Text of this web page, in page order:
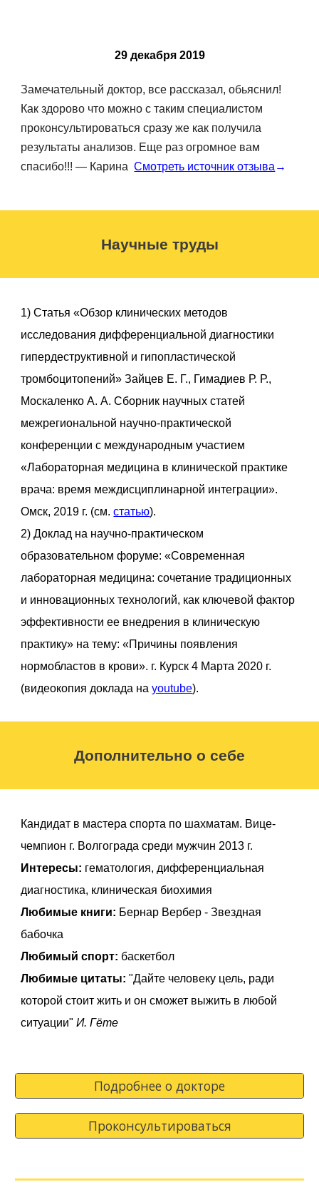
29 декабря2019
Замечательный доктор, все рассказал, обьяснил!
Как здорово что можно с таким специалистом
проконсультироваться сразу же как получила
результаты анализов. Еще раз огромное вам
спасибо!!! — Карина Смотреть источник отзыва →
Научные труды
1) Статья «Обзор клинических методов
исследования дифференциальной диагностики
гипердеструктивной и гипопластической
тромбоцитопений» Зайцев Е. Г., Гимадиев Р. Р.,
Москаленко А. А. Сборник научных статей
межрегиональной научно-практической
конференции с международным участием
«Лабораторная медицина в клинической практике
врача: время междисциплинарной интеграции».
Омск, 2019 г. (см. статью).
2) Доклад на научно-практическом
образовательном форуме: «Современная
лабораторная медицина: сочетание традиционных
и инновационных технологий, как ключевой фактор
эффективности ее внедрения в клиническую
практику» на тему: «Причины появления
нормобластов в крови». г. Курск 4 Марта 2020 г.
(видеокопия доклада на youtube).
Дополнительно о себе
Кандидат в мастера спорта по шахматам. Вице-
чемпион г. Волгограда среди мужчин 2013 г.
Интересы: гематология, дифференциальная
диагностика, клиническая биохимия
Любимые книги: Бернар Вербер - Звездная
бабочка
Любимый спорт: баскетбол
Любимые цитаты: "Дайте человеку цель, ради
которой стоит жить и он сможет выжить в любой
ситуации"И. Гёте
Подробнее о докторе
Проконсультироваться